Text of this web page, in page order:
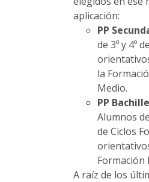
aplicación:
PP
de 3º y 4º
la
Medio.
PP
Alumnos
de Ciclos
Formación
A raíz de los